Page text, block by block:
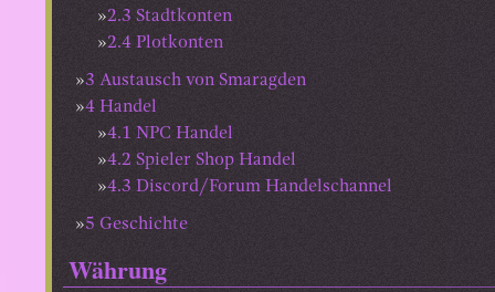
2.3 Stadtkonten
2.4 Plotkonten
3 Austausch von Smaragden
4 Handel
4.1 NPC Handel
4.2 Spieler Shop Handel
4.3 Discord/Forum Handelschannel
5 Geschichte
Währung